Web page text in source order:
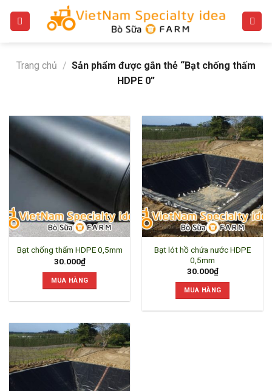
Trang chủ / Sản phẩm được gắn thẻ “Bạt chống thấm
HDPE 0”
Bạt chống thấm HDPE 0,5mm
30.000₫
MUA HÀNG
Bạt lót hồ chứa nước HDPE
0,5mm
30.000₫
MUA HÀNG